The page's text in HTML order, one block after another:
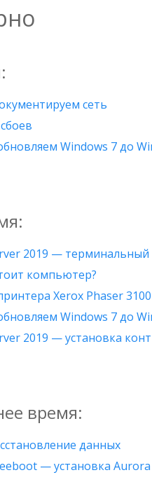
сеть
Windows 7 до
2019 — терминальный
компьютер?
Xerox Phaser
Windows 7 до
2019 — установка
время:
данных
— установка Aurora